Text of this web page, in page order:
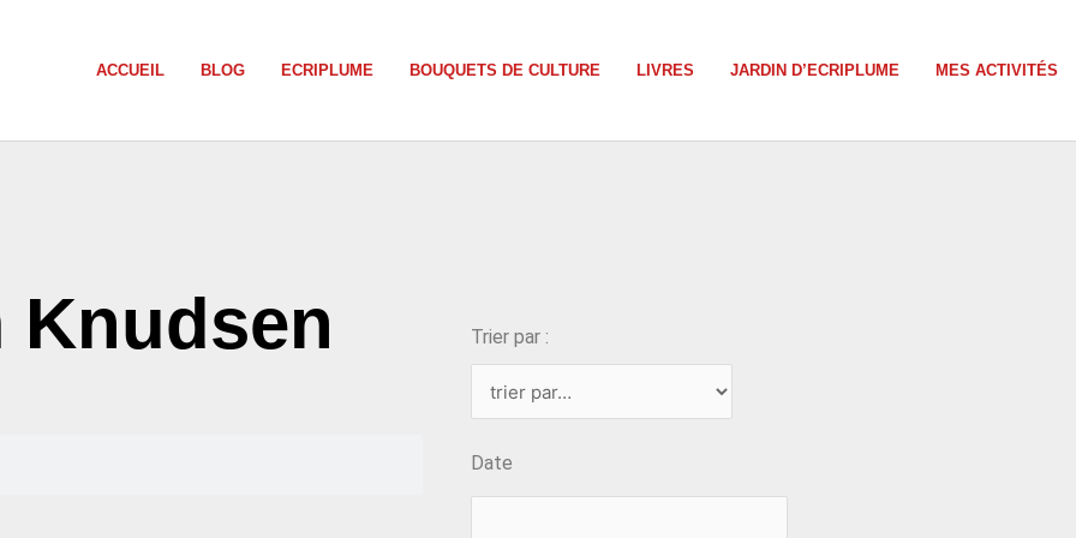
ACCUEIL BLOG ECRIPLUME BOUQUETS DE CULTURE LIVRES JARDIN D’ECRIPLUME MES ACTIVITÉS
Knudsen Trier par :
Date